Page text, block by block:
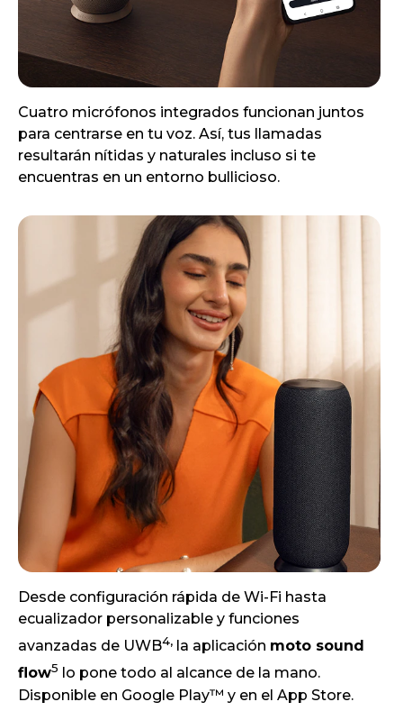
Cuatro micrófonos integrados funcionan juntos
para centrarse en tu voz. Así, tus llamadas
resultarán nítidas y naturales incluso si te
encuentras en un entorno bullicioso.
Desde configuración rápida de Wi-Fi hasta
ecualizador personalizable y funciones
avanzadas de UWB4, la aplicación moto sound
flow5
lo pone todo al alcance de la mano.
Disponible en Google Play™ y en el App Store.